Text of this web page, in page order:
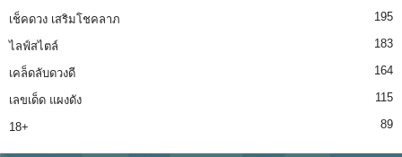
เช็คดวง เสริมโชคลาภ 195
ไลฟ์สไตล์ 183
เคล็ดลับดวงดี 164
เลขเด็ด แผงดัง 115
18+ 89